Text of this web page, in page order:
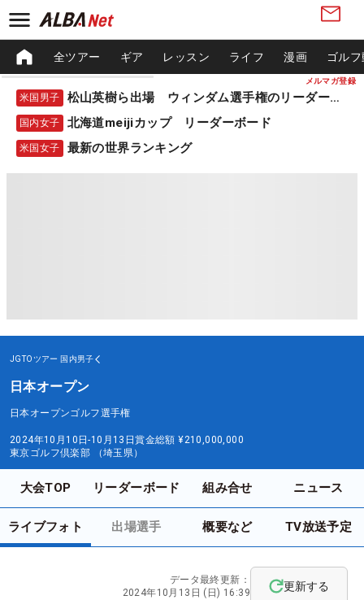
メルマガ登録
全ツアー ギア レッスン ライフ 漫画 ゴル
米国男子 松山英樹ら出場 ウィンダム選手権のリーダーボード
国内女子 北海道meijiカップ リーダーボード
米国女子 最新の世界ランキング
JGTOツアー 国内男子
日本オープン
日本オープンゴルフ選手権
2024年10月10日-10月13日賞金総額 ¥210,000,000
東京ゴルフ倶楽部 （埼玉県）
大会TOP リーダーボード 組み合せ ニュース
ライブフォト 出場選手 概要など TV放送予定
データ最終更新：
2024年10月13日 (日) 16:39
更新する